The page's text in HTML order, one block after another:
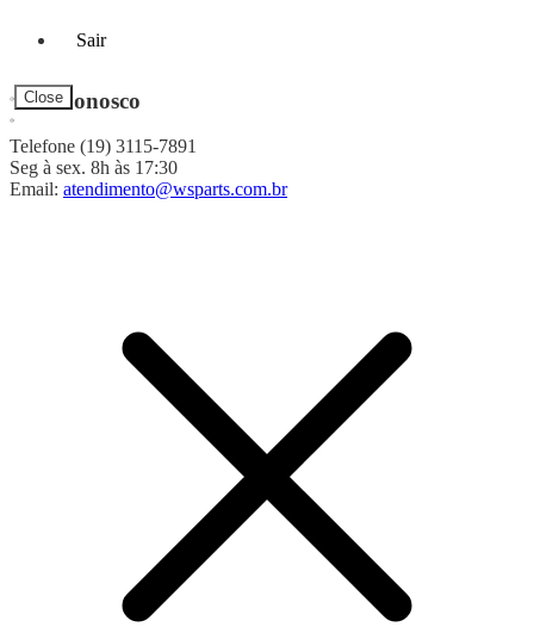
Sair
Close
Fale Conosco
Telefone (19) 3115-7891
Seg à sex. 8h às 17:30
Email: atendimento@wsparts.com.br